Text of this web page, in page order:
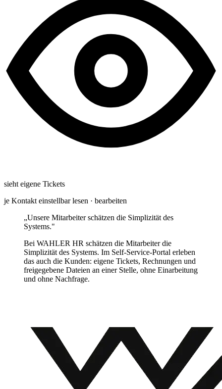
sieht eigene Tickets
je Kontakt einstellbar lesen · bearbeiten
„Unsere Mitarbeiter schätzen die Simplizität des
Systems."
Bei WAHLER HR schätzen die Mitarbeiter die
Simplizität des Systems. Im Self-Service-Portal erleben
das auch die Kunden: eigene Tickets, Rechnungen und
freigegebene Dateien an einer Stelle, ohne Einarbeitung
und ohne Nachfrage.